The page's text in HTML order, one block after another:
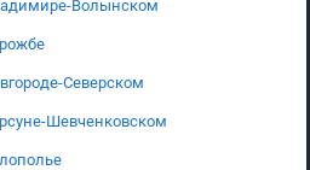
Волынском
Северском
Шевченковском